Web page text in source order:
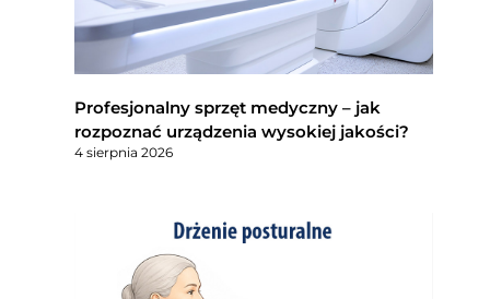
Profesjonalny sprzęt medyczny – jak
rozpoznać urządzenia wysokiej jakości?
4 sierpnia 2026